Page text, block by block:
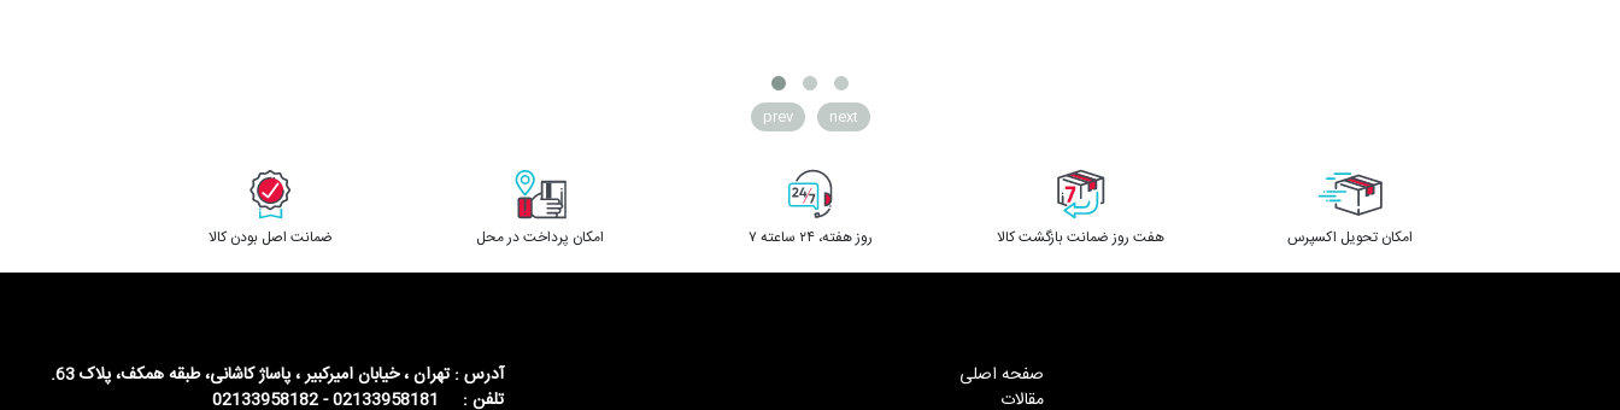
prev next
ﺿﻤﺎﻧﺖ اﺻﻞ ﺑﻮدن ﮐﺎﻟﺎ امکان پرداخت در محل ۷ روز ﻫﻔﺘﻪ، ۲۴ ﺳﺎﻋﺘﻪ هفت روز ضمانت بازگشت کالا اﻣﮑﺎن ﺗﺤﻮﯾﻞ اﮐﺴﭙﺮس
آدرس : تهران ، خیابان امیرکبیر ، پاساژ کاشانی، طبقه همکف، پلاک 63.
تلفن : 02133958181 - 02133958182
صفحه اصلی
مقالات